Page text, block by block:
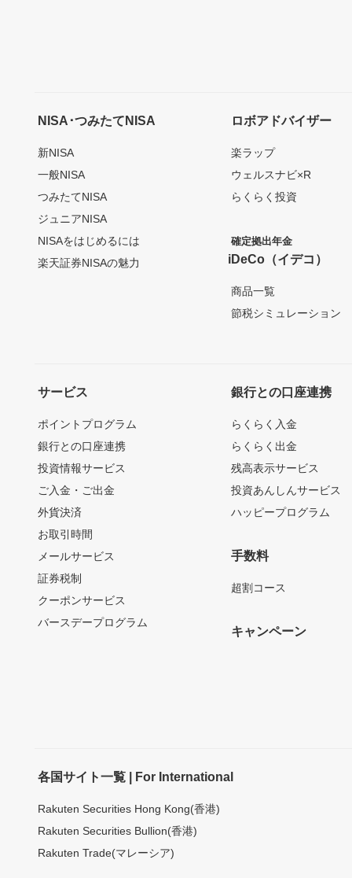
NISA･つみたてNISA
新NISA
一般NISA
つみたてNISA
ジュニアNISA
NISAをはじめるには
楽天証券NISAの魅力
ロボアドバイザー
楽ラップ
ウェルスナビ×R
らくらく投資
確定拠出年金
iDeCo（イデコ）
商品一覧
節税シミュレーション
サービス
ポイントプログラム
銀行との口座連携
投資情報サービス
ご入金・ご出金
外貨決済
お取引時間
メールサービス
証券税制
クーポンサービス
バースデープログラム
銀行との口座連携
らくらく入金
らくらく出金
残高表示サービス
投資あんしんサービス
ハッピープログラム
手数料
超割コース
キャンペーン
各国サイト一覧 | For International
Rakuten Securities Hong Kong(香港)
Rakuten Securities Bullion(香港)
Rakuten Trade(マレーシア)